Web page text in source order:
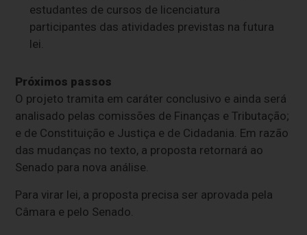
estudantes de cursos de licenciatura
participantes das atividades previstas na futura
lei.
Próximos passos
O projeto tramita em caráter conclusivo e ainda será
analisado pelas comissões de Finanças e Tributação;
e de Constituição e Justiça e de Cidadania. Em razão
das mudanças no texto, a proposta retornará ao
Senado para nova análise.
Para virar lei, a proposta precisa ser aprovada pela
Câmara e pelo Senado.